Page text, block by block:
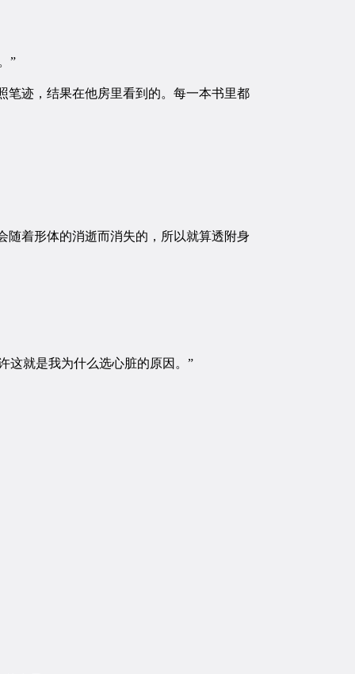
”
迹，结果在他房里看到的。每一本书里都
着形体的消逝而消失的，所以就算透附身
就是我为什么选心脏的原因。”